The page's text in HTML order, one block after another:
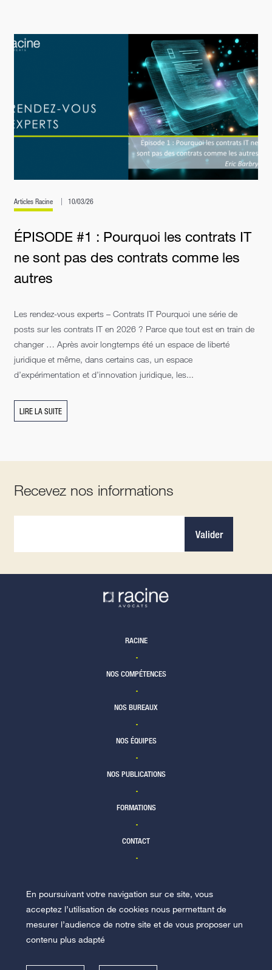
Articles Racine 10/03/26
ÉPISODE #1 : Pourquoi les contrats IT
ne sont pas des contrats comme les
autres
Les rendez-vous experts – Contrats IT Pourquoi une série de
posts sur les contrats IT en 2026 ? Parce que tout est en train de
changer … Après avoir longtemps été un espace de liberté
juridique et même, dans certains cas, un espace
d’expérimentation et d’innovation juridique, les...
LIRE LA SUITE
Recevez nos informations
Valider
RACINE
NOS COMPÉTENCES
NOS BUREAUX
NOS ÉQUIPES
NOS PUBLICATIONS
FORMATIONS
CONTACT
NOUS REJOINDRE
En poursuivant votre navigation sur ce site, vous
acceptez l’utilisation de cookies nous permettant de
mesurer l’audience de notre site et de vous proposer un
contenu plus adapté